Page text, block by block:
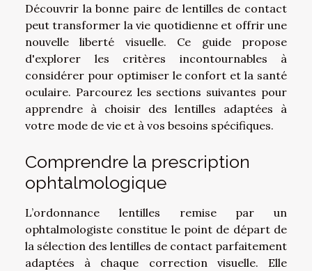
Découvrir la bonne paire de lentilles de contact
peut transformer la vie quotidienne et offrir une
nouvelle liberté visuelle. Ce guide propose
d'explorer les critères incontournables à
considérer pour optimiser le confort et la santé
oculaire. Parcourez les sections suivantes pour
apprendre à choisir des lentilles adaptées à
votre mode de vie et à vos besoins spécifiques.
Comprendre la prescription
ophtalmologique
L’ordonnance lentilles remise par un
ophtalmologiste constitue le point de départ de
la sélection des lentilles de contact parfaitement
adaptées à chaque correction visuelle. Elle